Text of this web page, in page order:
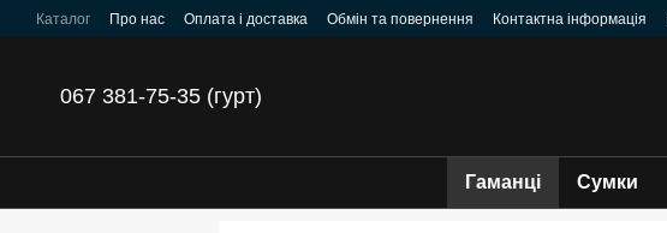
Перейти до основного контенту
Каталог Про нас Оплата і доставка Обмін та повернення Контактна інформація
067 381-75-35 (гурт)
Гаманці Сумки